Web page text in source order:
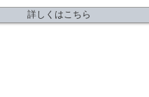
詳しくはこちら